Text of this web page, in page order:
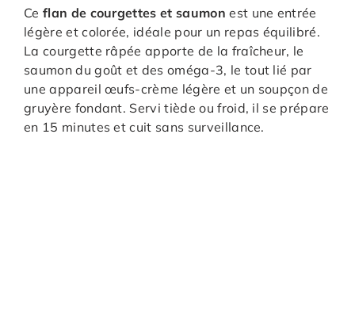
Ce flan de courgettes et saumon est une entrée
légère et colorée, idéale pour un repas équilibré.
La courgette râpée apporte de la fraîcheur, le
saumon du goût et des oméga-3, le tout lié par
une appareil œufs-crème légère et un soupçon de
gruyère fondant. Servi tiède ou froid, il se prépare
en 15 minutes et cuit sans surveillance.